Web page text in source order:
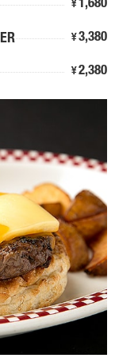
¥ 1,680
¥ 3,380
¥ 2,380